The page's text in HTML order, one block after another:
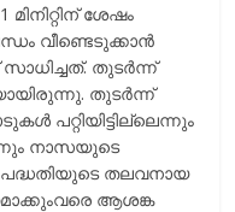
ശേഷം
വീണ്ടെടുക്കാന്‍
തുടര്‍ന്ന്
തുടര്‍ന്ന്
പറ്റിയിട്ടില്ലെന്നും
നാസയുടെ
പദ്ധതിയുടെ തലവനായ
ആശങ്ക